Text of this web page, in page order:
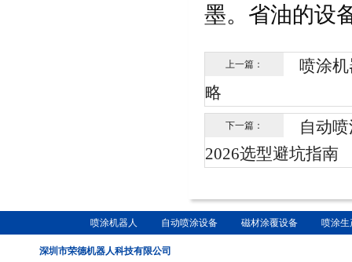
墨。省油的设
上一篇：
喷涂
略
下一篇：
自动
2026选型避坑指南
喷涂机器人 自动喷涂设备 磁材涂覆设备 喷涂生
深圳市荣德机器人科技有限公司